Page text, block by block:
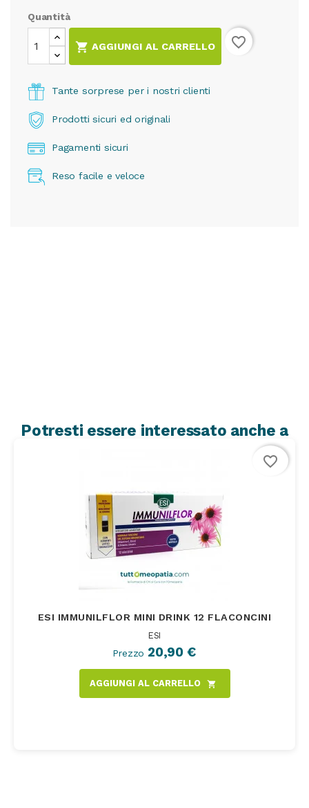
Quantità
 AGGIUNGI AL CARRELLO favorite_border
Tante sorprese per i nostri clienti
Prodotti sicuri ed originali
Pagamenti sicuri
Reso facile e veloce
Potresti essere interessato anche a
ESI IMMUNILFLOR MINI DRINK 12 FLACONCINI
ESI
Prezzo 20,90 €
AGGIUNGI AL CARRELLO shopping_cart
favorite_border